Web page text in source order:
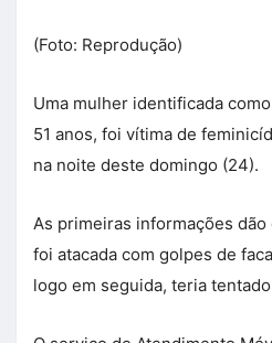
(Foto: Reprodução)
Uma mulher identificada
51 anos, foi vítima de
na noite deste domingo (24).
As primeiras informações
foi atacada com golpes de
logo em seguida, teria